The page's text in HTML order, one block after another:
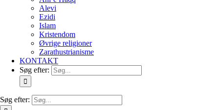
Alevi
Ezidi
Islam
Kristendom
Øvrige religioner
Zarathustrianisme
KONTAKT
Søg efter:
Søg efter: